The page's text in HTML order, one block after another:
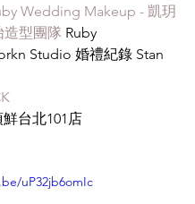
Wedding Makeup - 凱玥
造型團隊 Ruby
Studio 婚禮紀錄 Stan
台北101店
uP32jb6omIc